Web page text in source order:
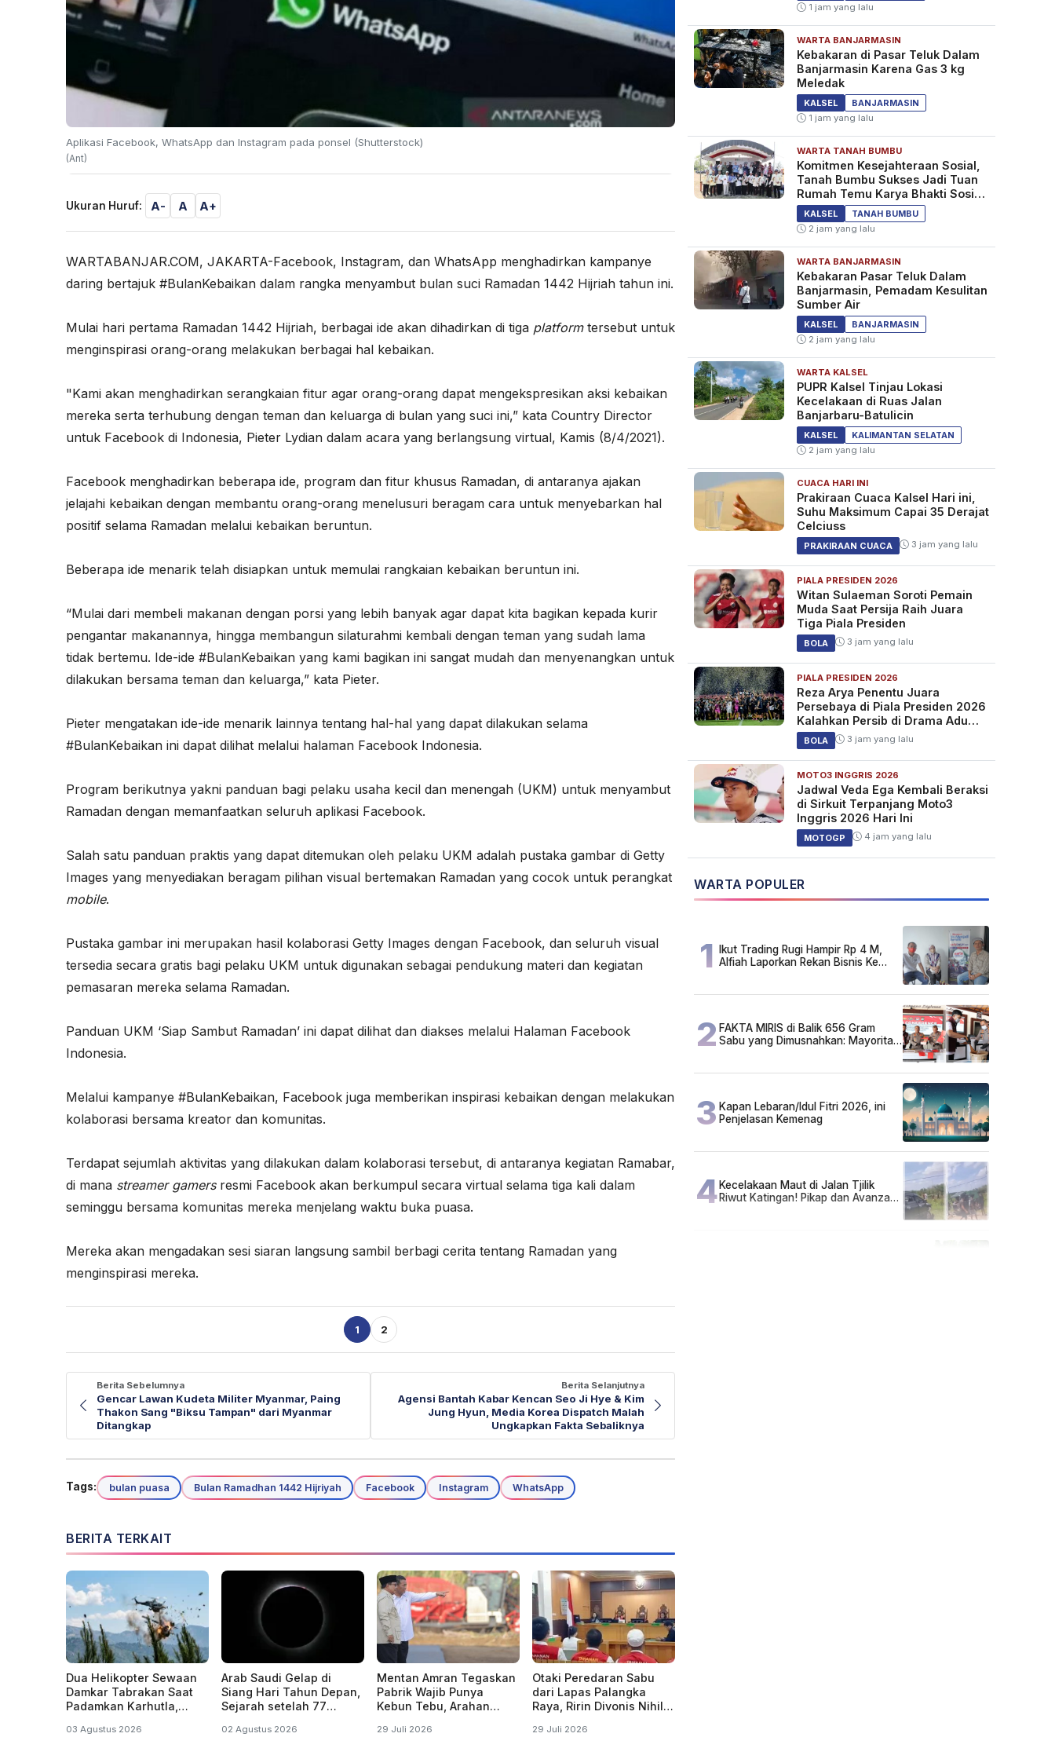
Aplikasi Facebook, WhatsApp dan Instagram pada ponsel (Shutterstock)
(Ant)
Ukuran Huruf: A- A A+
WARTABANJAR.COM, JAKARTA-Facebook, Instagram, dan WhatsApp menghadirkan kampanye
daring bertajuk #BulanKebaikan dalam rangka menyambut bulan suci Ramadan 1442 Hijriah tahun ini.
Mulai hari pertama Ramadan 1442 Hijriah, berbagai ide akan dihadirkan di tiga platformtersebut untuk
menginspirasi orang-orang melakukan berbagai hal kebaikan.
"Kami akan menghadirkan serangkaian fitur agar orang-orang dapat mengekspresikan aksi kebaikan
mereka serta terhubung dengan teman dan keluarga di bulan yang suci ini,” kata Country Director
untuk Facebook di Indonesia, Pieter Lydian dalam acara yang berlangsung virtual, Kamis (8/4/2021).
Facebook menghadirkan beberapa ide, program dan fitur khusus Ramadan, di antaranya ajakan
jelajahi kebaikan dengan membantu orang-orang menelusuri beragam cara untuk menyebarkan hal
positif selama Ramadan melalui kebaikan beruntun.
Beberapa ide menarik telah disiapkan untuk memulai rangkaian kebaikan beruntun ini.
“Mulai dari membeli makanan dengan porsi yang lebih banyak agar dapat kita bagikan kepada kurir
pengantar makanannya, hingga membangun silaturahmi kembali dengan teman yang sudah lama
tidak bertemu. Ide-ide #BulanKebaikan yang kami bagikan ini sangat mudah dan menyenangkan untuk
dilakukan bersama teman dan keluarga,” kata Pieter.
Pieter mengatakan ide-ide menarik lainnya tentang hal-hal yang dapat dilakukan selama
#BulanKebaikan ini dapat dilihat melalui halaman Facebook Indonesia.
Program berikutnya yakni panduan bagi pelaku usaha kecil dan menengah (UKM) untuk menyambut
Ramadan dengan memanfaatkan seluruh aplikasi Facebook.
Salah satu panduan praktis yang dapat ditemukan oleh pelaku UKM adalah pustaka gambar di Getty
Images yang menyediakan beragam pilihan visual bertemakan Ramadan yang cocok untuk perangkat
mobile.
Pustaka gambar ini merupakan hasil kolaborasi Getty Images dengan Facebook, dan seluruh visual
tersedia secara gratis bagi pelaku UKM untuk digunakan sebagai pendukung materi dan kegiatan
pemasaran mereka selama Ramadan.
Panduan UKM ‘Siap Sambut Ramadan’ ini dapat dilihat dan diakses melalui Halaman Facebook
Indonesia.
Melalui kampanye #BulanKebaikan, Facebook juga memberikan inspirasi kebaikan dengan melakukan
kolaborasi bersama kreator dan komunitas.
Terdapat sejumlah aktivitas yang dilakukan dalam kolaborasi tersebut, di antaranya kegiatan Ramabar,
di mana streamer gamers resmi Facebook akan berkumpul secara virtual selama tiga kali dalam
seminggu bersama komunitas mereka menjelang waktu buka puasa.
Mereka akan mengadakan sesi siaran langsung sambil berbagi cerita tentang Ramadan yang
menginspirasi mereka.
1 2
Berita Sebelumnya
Gencar Lawan Kudeta Militer Myanmar, Paing
Thakon Sang "Biksu Tampan" dari Myanmar
Ditangkap
Berita Selanjutnya
Agensi Bantah Kabar Kencan Seo Ji Hye & Kim
Jung Hyun, Media Korea Dispatch Malah
Ungkapkan Fakta Sebaliknya
Tags: bulan puasa Bulan Ramadhan 1442 Hijriyah Facebook Instagram WhatsApp
BERITA TERKAIT
Dua Helikopter Sewaan
Damkar Tabrakan Saat
Padamkan Karhutla,
03 Agustus 2026
Arab Saudi Gelap di
Siang Hari Tahun Depan,
Sejarah setelah 77
02 Agustus 2026
Mentan Amran Tegaskan
Pabrik Wajib Punya
Kebun Tebu, Arahan
Digenjot
29 Juli 2026
Otaki Peredaran Sabu
dari Lapas Palangka
Raya, Ririn Divonis Nihil
29 Juli 2026
1 jam yang lalu
WARTA BANJARMASIN
Kebakaran di Pasar Teluk Dalam
Banjarmasin Karena Gas 3 kg
Meledak
KALSEL
BANJARMASIN
1 jam yang lalu
WARTA TANAH BUMBU
Komitmen Kesejahteraan Sosial,
Tanah Bumbu Sukses Jadi Tuan
Rumah Temu Karya Bhakti Sosial
PSM Ke-23
KALSEL
TANAH BUMBU
2 jam yang lalu
WARTA BANJARMASIN
Kebakaran Pasar Teluk Dalam
Banjarmasin, Pemadam Kesulitan
Sumber Air
KALSEL
BANJARMASIN
2 jam yang lalu
WARTA KALSEL
PUPR Kalsel Tinjau Lokasi
Kecelakaan di Ruas Jalan
Banjarbaru-Batulicin
KALSEL
KALIMANTAN SELATAN
2 jam yang lalu
CUACA HARI INI
Prakiraan Cuaca Kalsel Hari ini,
Suhu Maksimum Capai 35 Derajat
Celciuss
PRAKIRAAN CUACA 3 jam yang lalu
PIALA PRESIDEN 2026
Witan Sulaeman Soroti Pemain
Muda Saat Persija Raih Juara
Tiga Piala Presiden
BOLA 3 jam yang lalu
PIALA PRESIDEN 2026
Reza Arya Penentu Juara
Persebaya di Piala Presiden 2026
Kalahkan Persib di Drama Adu
Penalti
BOLA 3 jam yang lalu
MOTO3 INGGRIS 2026
Jadwal Veda Ega Kembali Beraksi
di Sirkuit Terpanjang Moto3
Inggris 2026 Hari Ini
MOTOGP 4 jam yang lalu
WARTA POPULER
1 Ikut Trading Rugi Hampir Rp 4 M,
Alfiah Laporkan Rekan Bisnis Ke
2 FAKTA MIRIS di Balik 656 Gram
Sabu yang Dimusnahkan: Mayoritas
3 Kapan Lebaran/Idul Fitri 2026, ini
Penjelasan Kemenag
4Kecelakaan Maut di Jalan Tjilik
Riwut Katingan! Pikap dan Avanza